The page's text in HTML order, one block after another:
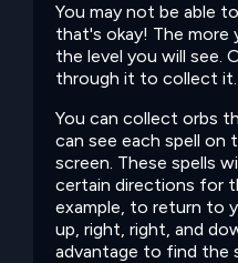
You may not be able
that's okay! The
the level you will see.
through it to collect it.
You can collect orbs
can see each spell on
screen. These spells
certain directions for
example, to return to
up, right, right, and
advantage to find the